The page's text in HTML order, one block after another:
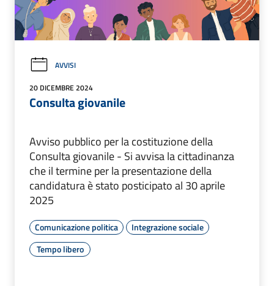
AVVISI
20 DICEMBRE 2024
Consulta giovanile
Avviso pubblico per la costituzione della
Consulta giovanile - Si avvisa la cittadinanza
che il termine per la presentazione della
candidatura è stato posticipato al 30 aprile
2025
Comunicazione politica
Integrazione sociale
Tempo libero